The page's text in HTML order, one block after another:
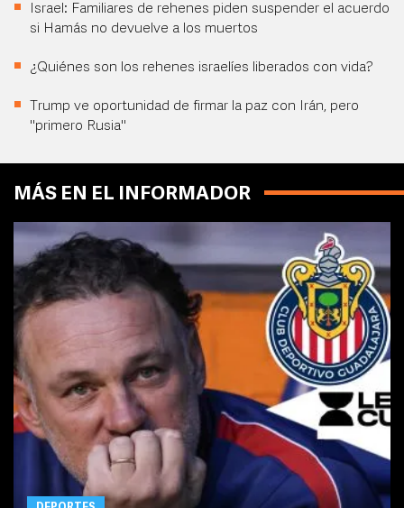
Israel: Familiares de rehenes piden suspender el acuerdo
si Hamás no devuelve a los muertos
¿Quiénes son los rehenes israelíes liberados con vida?
Trump ve oportunidad de firmar la paz con Irán, pero
"primero Rusia"
MÁS EN EL INFORMADOR